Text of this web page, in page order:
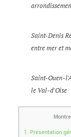
Saint-Denis
entre mer et
Saint-Ouen-
le Val-d'Oise
1. Présentation